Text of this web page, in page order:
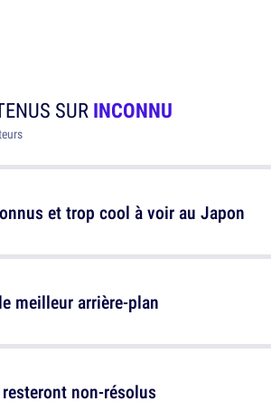
SURINCONNU
et trop cool à voir au Japon
meilleur arrière-plan
non-résolus